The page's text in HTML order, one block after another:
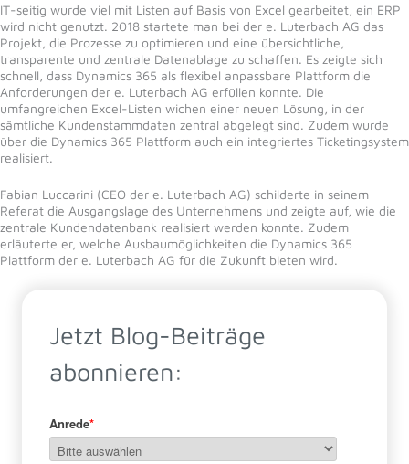
IT-seitig wurde viel mit Listen auf Basis von Excel gearbeitet, ein ERP
wird nicht genutzt. 2018 startete man bei der e. Luterbach AG das
Projekt, die Prozesse zu optimieren und eine übersichtliche,
transparente und zentrale Datenablage zu schaffen. Es zeigte sich
schnell, dass Dynamics 365 als flexibel anpassbare Plattform die
Anforderungen der e. Luterbach AG erfüllen konnte. Die
umfangreichen Excel-Listen wichen einer neuen Lösung, in der
sämtliche Kundenstammdaten zentral abgelegt sind. Zudem wurde
über die Dynamics 365 Plattform auch ein integriertes Ticketingsystem
realisiert.
Fabian Luccarini (CEO der e. Luterbach AG) schilderte in seinem
Referat die Ausgangslage des Unternehmens und zeigte auf, wie die
zentrale Kundendatenbank realisiert werden konnte. Zudem
erläuterte er, welche Ausbaumöglichkeiten die Dynamics 365
Plattform der e. Luterbach AG für die Zukunft bieten wird.
Jetzt Blog-Beiträge
abonnieren: